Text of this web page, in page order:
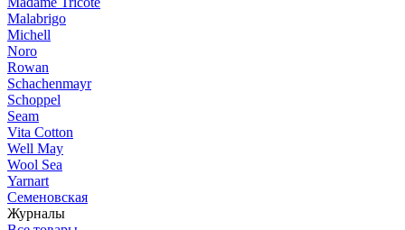
Malabrigo
Michell
Noro
Rowan
Schachenmayr
Schoppel
Seam
Vita Cotton
Well May
Wool Sea
Yarnart
Семеновская
Журналы